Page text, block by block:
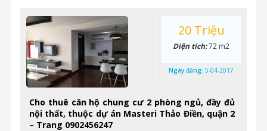
Cho thuê căn hộ chung cư 2 phòng ngủ, đầy đủ
nội thất, thuộc dự án Masteri Thảo Điền, quận 2
– Trang 0902456247
20 Triệu
Diện tích:72 m2
Ngày đăng: 5-04-2017